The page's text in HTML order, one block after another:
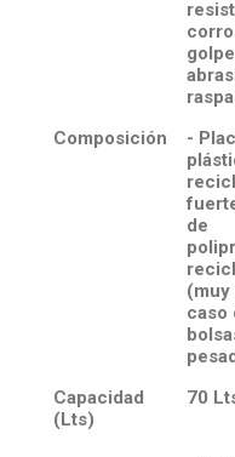
Composición
-
de
(muy
caso
Capacidad
(Lts)
70